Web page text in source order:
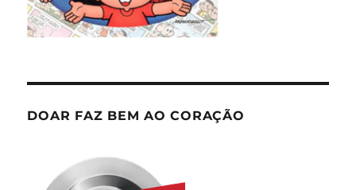
DOAR FAZ BEM AO CORAÇÃO